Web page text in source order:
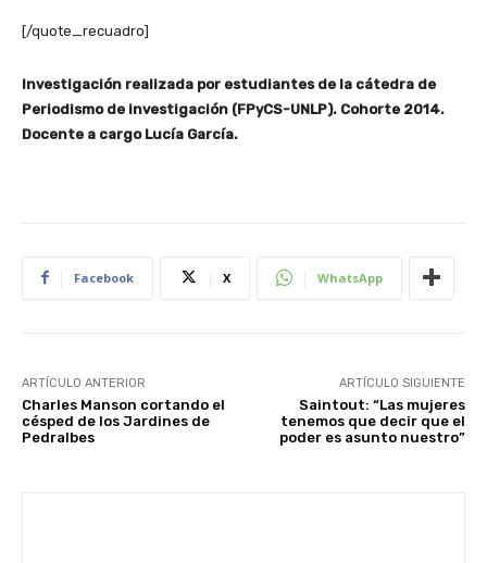
[/quote_recuadro]
Investigación realizada por estudiantes de la cátedra de
Periodismo de investigación (FPyCS-UNLP). Cohorte 2014.
Docente a cargo Lucía García.
Facebook X WhatsApp
ARTÍCULO ANTERIOR
Charles Manson cortando el
césped de los Jardines de
Pedralbes
ARTÍCULO SIGUIENTE
Saintout: “Las mujeres
tenemos que decir que el
poder es asunto nuestro”